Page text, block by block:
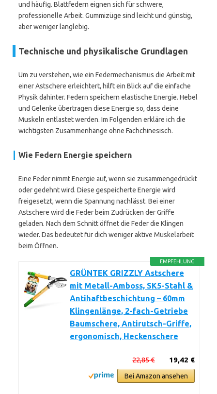
und häufig. Blattfedern eignen sich für schwere,
professionelle Arbeit. Gummizüge sind leicht und günstig,
aber weniger langlebig.
Technische und physikalische Grundlagen
Um zu verstehen, wie ein Federmechanismus die Arbeit mit
einer Astschere erleichtert, hilft ein Blick auf die einfache
Physik dahinter. Federn speichern elastische Energie. Hebel
und Gelenke übertragen diese Energie so, dass deine
Muskeln entlastet werden. Im Folgenden erkläre ich die
wichtigsten Zusammenhänge ohne Fachchinesisch.
Wie Federn Energie speichern
Eine Feder nimmt Energie auf, wenn sie zusammengedrückt
oder gedehnt wird. Diese gespeicherte Energie wird
freigesetzt, wenn die Spannung nachlässt. Bei einer
Astschere wird die Feder beim Zudrücken der Griffe
geladen. Nach dem Schnitt öffnet die Feder die Klingen
wieder. Das bedeutet für dich weniger aktive Muskelarbeit
beim Öffnen.
EMPFEHLUNG
GRÜNTEK GRIZZLY Astschere
mit Metall-Amboss, SK5-Stahl &
Antihaftbeschichtung – 60mm
Klingenlänge, 2-fach-Getriebe
Baumschere, Antirutsch-Griffe,
ergonomisch, Heckenschere
19,42 €
22,85 €
Bei Amazon ansehen